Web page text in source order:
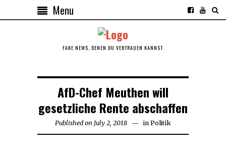
Menu
FAKE NEWS, DENEN DU VERTRAUEN KANNST.
AfD-Chef Meuthen will
gesetzliche Rente abschaffen
Published on July 2, 2018 July
in Politik